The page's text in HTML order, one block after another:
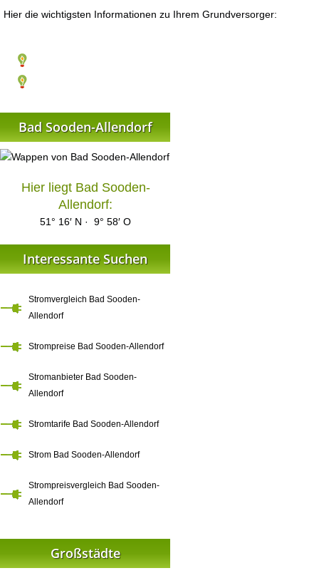
Hier die wichtigsten Informationen zu Ihrem Grundversorger:
Bad Sooden-Allendorf
Hier liegt Bad Sooden-
Allendorf:
51° 16′ N · 9° 58′ O
Interessante Suchen
Stromvergleich Bad Sooden-
Allendorf
Strompreise Bad Sooden-Allendorf
Stromanbieter Bad Sooden-
Allendorf
Stromtarife Bad Sooden-Allendorf
Strom Bad Sooden-Allendorf
Strompreisvergleich Bad Sooden-
Allendorf
Großstädte